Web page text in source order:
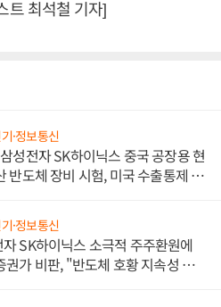
트 최석철 기자]
·정보통신
성전자 SK하이닉스 중국 공장용 현
반도체 장비 시험, 미국 수출통제 대
·정보통신
SK하이닉스 소극적 주주환원에
권가 비판, "반도체 호황 지속성 의